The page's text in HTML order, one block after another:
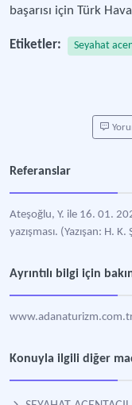
başarısı için Türk
Etiketler: Seyahat
Referanslar
Ateşoğlu, Y. ile 16. 01.
yazışması. (Yazışan: H.
Ayrıntılı bilgi için
Konuyla ilgili diğer